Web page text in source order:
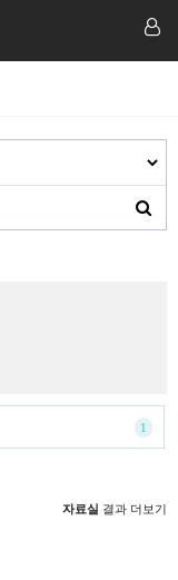
1
자료실 결과 더보기